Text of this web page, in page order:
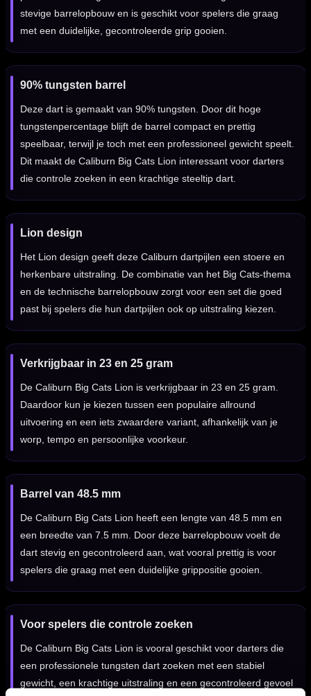
stevige barrelopbouw en is geschikt voor spelers die graag
met een duidelijke, gecontroleerde grip gooien.
90% tungsten barrel
Deze dart is gemaakt van 90% tungsten. Door dit hoge
tungstenpercentage blijft de barrel compact en prettig
speelbaar, terwijl je toch met een professioneel gewicht speelt.
Dit maakt de Caliburn Big Cats Lion interessant voor darters
die controle zoeken in een krachtige steeltip dart.
Lion design
Het Lion design geeft deze Caliburn dartpijlen een stoere en
herkenbare uitstraling. De combinatie van het Big Cats-thema
en de technische barrelopbouw zorgt voor een set die goed
past bij spelers die hun dartpijlen ook op uitstraling kiezen.
Verkrijgbaar in 23 en 25 gram
De Caliburn Big Cats Lion is verkrijgbaar in 23 en 25 gram.
Daardoor kun je kiezen tussen een populaire allround
uitvoering en een iets zwaardere variant, afhankelijk van je
worp, tempo en persoonlijke voorkeur.
Barrel van 48.5 mm
De Caliburn Big Cats Lion heeft een lengte van 48.5 mm en
een breedte van 7.5 mm. Door deze barrelopbouw voelt de
dart stevig en gecontroleerd aan, wat vooral prettig is voor
spelers die graag met een duidelijke grippositie gooien.
Voor spelers die controle zoeken
De Caliburn Big Cats Lion is vooral geschikt voor darters die
een professionele tungsten dart zoeken met een stabiel
gewicht, een krachtige uitstraling en een gecontroleerd gevoel